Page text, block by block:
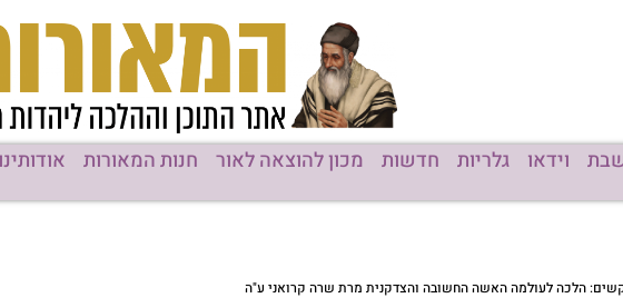
שבת וידאו גלריות חדשות מכון להוצאה לאור חנות המאורות אודותינו
הלכה לעולמה האשה החשובה והצדקנית מרת שרה קרואני ע"ה